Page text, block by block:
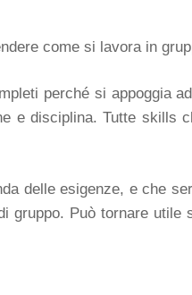
come si lavora in
perché si appoggia
e disciplina. Tutte skills
delle esigenze, e che
gruppo. Può tornare